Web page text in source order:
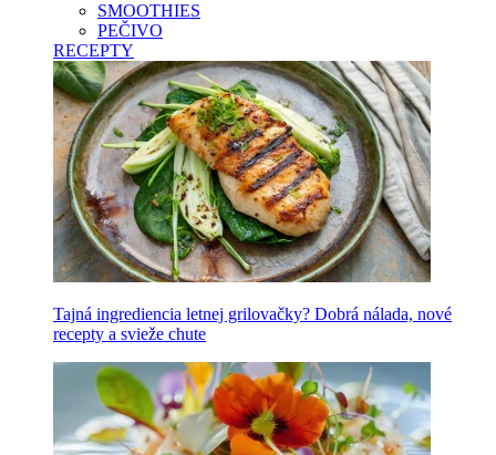
SMOOTHIES
PEČIVO
RECEPTY
Tajná ingrediencia letnej grilovačky? Dobrá nálada, nové
recepty a svieže chute